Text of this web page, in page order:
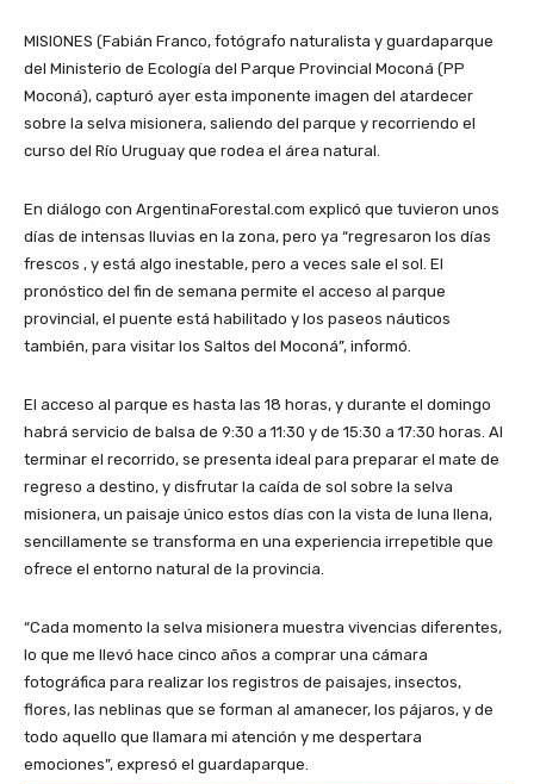
MISIONES (Fabián Franco, fotógrafo naturalista y guardaparque
del Ministerio de Ecología del Parque Provincial Moconá (PP
Moconá), capturó ayer esta imponente imagen del atardecer
sobre la selva misionera, saliendo del parque y recorriendo el
curso del Río Uruguay que rodea el área natural.
En diálogo con ArgentinaForestal.com explicó que tuvieron unos
días de intensas lluvias en la zona, pero ya “regresaron los días
frescos , y está algo inestable, pero a veces sale el sol. El
pronóstico del fin de semana permite el acceso al parque
provincial, el puente está habilitado y los paseos náuticos
también, para visitar los Saltos del Moconá”, informó.
El acceso al parque es hasta las 18 horas, y durante el domingo
habrá servicio de balsa de 9:30 a 11:30 y de 15:30 a 17:30 horas. Al
terminar el recorrido, se presenta ideal para preparar el mate de
regreso a destino, y disfrutar la caída de sol sobre la selva
misionera, un paisaje único estos días con la vista de luna llena,
sencillamente se transforma en una experiencia irrepetible que
ofrece el entorno natural de la provincia.
“Cada momento la selva misionera muestra vivencias diferentes,
lo que me llevó hace cinco años a comprar una cámara
fotográfica para realizar los registros de paisajes, insectos,
flores, las neblinas que se forman al amanecer, los pájaros, y de
todo aquello que llamara mi atención y me despertara
emociones”, expresó el guardaparque.